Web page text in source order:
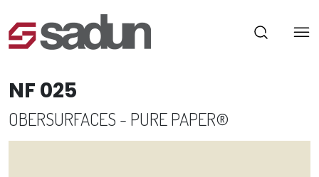
NF 025
OBERSURFACES - PURE PAPER®